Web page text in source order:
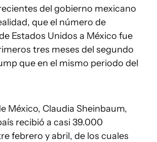
del gobierno mexicano
que el número de
Estados Unidos a México fue
tres meses del segundo
que en el mismo periodo del
México, Claudia Sheinbaum,
recibió a casi 39.000
febrero y abril, de los cuales